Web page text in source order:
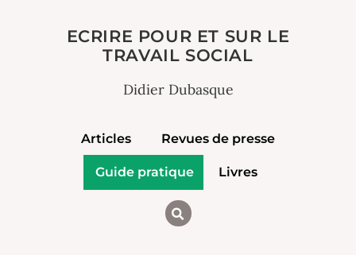
ECRIRE POUR ET SUR LE
TRAVAIL SOCIAL
Didier Dubasque
Articles Revues de presse
Guide pratique Livres